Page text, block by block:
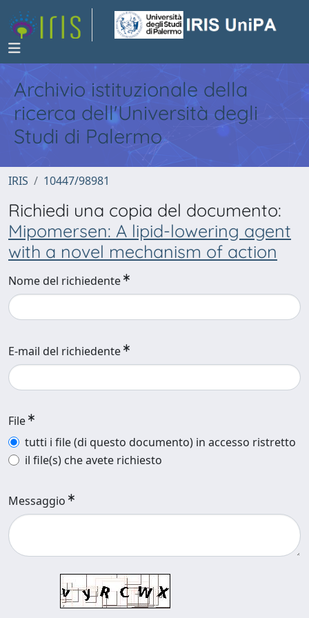
Archivio istituzionale della
ricerca dell'Università degli
Studi di Palermo
IRIS 10447/98981
Richiedi una copia del documento:
Mipomersen: A lipid-lowering agent
with a novel mechanism of action
Nome del richiedente
E-mail del richiedente
File
tutti i file (di questo documento) in accesso ristretto
il file(s) che avete richiesto
Messaggio